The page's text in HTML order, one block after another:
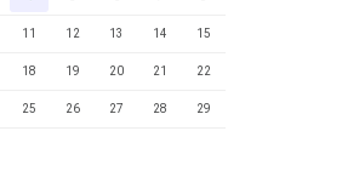
11 12 13 14 15
18 19 20 21 22
25 26 27 28 29